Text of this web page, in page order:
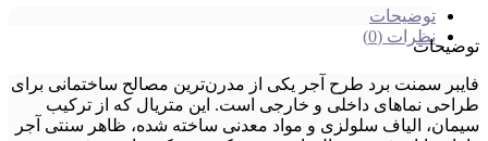
توضیحات
نظرات (0)
توضیحات
فایبر سمنت برد طرح آجر یکی از مدرن‌ترین مصالح ساختمانی برای
طراحی نماهای داخلی و خارجی است. این متریال که از ترکیب
سیمان، الیاف سلولزی و مواد معدنی ساخته شده، ظاهر سنتی آجر